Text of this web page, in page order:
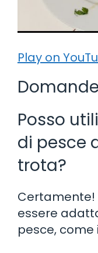
Play on
Posso
di pesce
trota?
Certamente!
essere
pesce, come